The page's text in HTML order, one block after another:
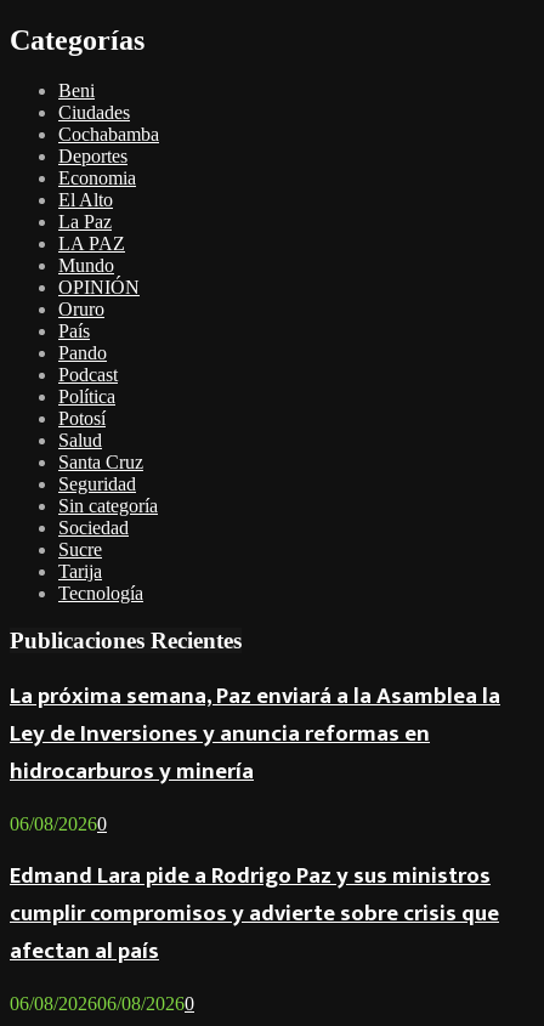
Categorías
Beni
Ciudades
Cochabamba
Deportes
Economia
El Alto
La Paz
LA PAZ
Mundo
OPINIÓN
Oruro
País
Pando
Podcast
Política
Potosí
Salud
Santa Cruz
Seguridad
Sin categoría
Sociedad
Sucre
Tarija
Tecnología
Publicaciones Recientes
La próxima semana, Paz enviará a la Asamblea la
Ley de Inversiones y anuncia reformas en
hidrocarburos y minería
06/08/20260
Edmand Lara pide a Rodrigo Paz y sus ministros
cumplir compromisos y advierte sobre crisis que
afectan al país
06/08/202606/08/20260